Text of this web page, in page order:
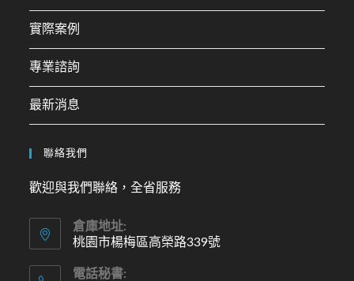
實際案例
專業諮詢
最新消息
聯絡我們
歡迎與我們聯絡，全省服務
倉庫地址:
桃園市楊梅區高榮路339號
電話秘書: